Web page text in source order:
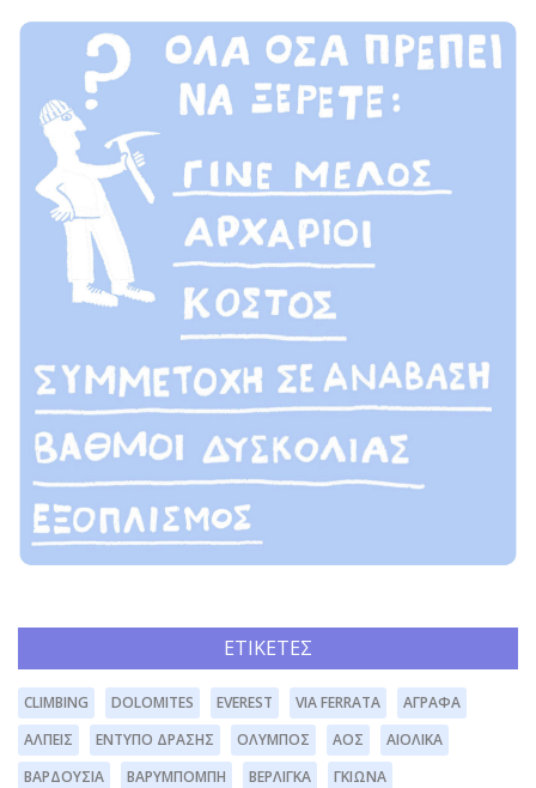
ΕΤΙΚΈΤΕΣ
CLIMBING DOLOMITES EVEREST VIA FERRATA
ΆΓΡΑΦΑ
ΆΛΠΕΙΣ
ΈΝΤΥΠΟ ΔΡΆΣΗΣ ΌΛΥΜΠΟΣ ΑΟΣ
ΑΙΟΛΙΚΆ
ΒΑΡΔΟΎΣΙΑ
ΒΑΡΥΜΠΌΜΠΗ ΒΕΡΛΊΓΚΑ ΓΚΙΏΝΑ